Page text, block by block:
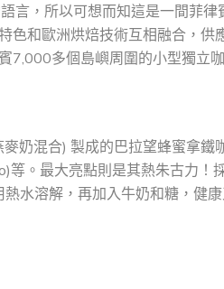
言，所以可想而知這是一間菲律
色和歐洲烘焙技術互相融合，供
7,000多個島嶼周圍的小型獨立
奶混合) 製成的巴拉望蜂蜜拿鐵
。最大亮點則是其熱朱古力！
水溶解，再加入牛奶和糖，健